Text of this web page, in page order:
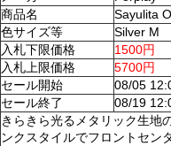
商品名
Sayulita
色サイズ等
Silver M
入札下限価格
1500円
入札上限価格
5700円
セール開始
08/05
セール終了
08/19
きらきら光るメタリック生地
ンクスタイルでフロントセン